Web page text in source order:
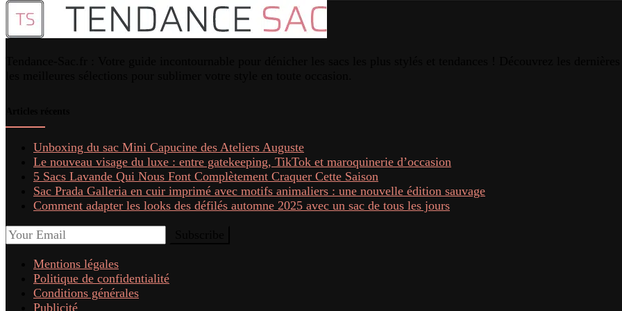
Unboxing du sac Mini Capucine des Ateliers Auguste
Le nouveau visage du luxe : entre gatekeeping, TikTok et maroquinerie d’occasion
5 Sacs Lavande Qui Nous Font Complètement Craquer Cette Saison
Sac Prada Galleria en cuir imprimé avec motifs animaliers : une nouvelle édition sauvage
Comment adapter les looks des défilés automne 2025 avec un sac de tous les jours
Mentions légales
Politique de confidentialité
Conditions générales
Publicité